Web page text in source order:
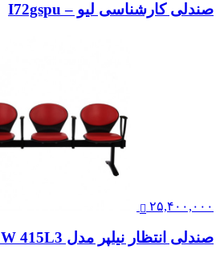
صندلی کارشناسی لیو – I72gspu
۲۵,۴۰۰,۰۰۰
صندلی انتظار نیلپر مدل OCW 415L3